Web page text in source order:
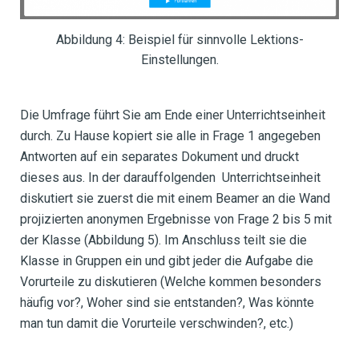
Abbildung 4: Beispiel für sinnvolle Lektions-
Einstellungen.
Die Umfrage führt Sie am Ende einer Unterrichtseinheit
durch. Zu Hause kopiert sie alle in Frage 1 angegeben
Antworten auf ein separates Dokument und druckt
dieses aus. In der darauffolgenden Unterrichtseinheit
diskutiert sie zuerst die mit einem Beamer an die Wand
projizierten anonymen Ergebnisse von Frage 2 bis 5 mit
der Klasse (Abbildung 5). Im Anschluss teilt sie die
Klasse in Gruppen ein und gibt jeder die Aufgabe die
Vorurteile zu diskutieren (Welche kommen besonders
häufig vor?, Woher sind sie entstanden?, Was könnte
man tun damit die Vorurteile verschwinden?, etc.)